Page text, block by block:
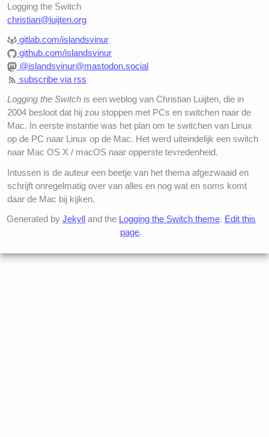
Logging the Switch
christian@luijten.org
gitlab.com/islandsvinur
github.com/islandsvinur
@islandsvinur@mastodon.social
subscribe via rss
Logging the Switch is een weblog van Christian Luijten, die in
2004 besloot dat hij zou stoppen met PCs en switchen naar de
Mac. In eerste instantie was het plan om te switchen van Linux
op de PC naar Linux op de Mac. Het werd uiteindelijk een switch
naar Mac OS X / macOS naar opperste tevredenheid.
Intussen is de auteur een beetje van het thema afgezwaaid en
schrijft onregelmatig over van alles en nog wat en soms komt
daar de Mac bij kijken.
Generated by Jekylland the Logging the Switch theme. Edit this
page.